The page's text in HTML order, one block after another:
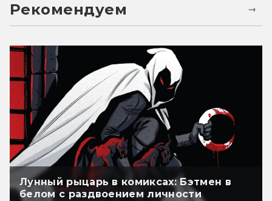
Рекомендуем
Лунный рыцарь в комиксах: Бэтмен в
белом с раздвоением личности